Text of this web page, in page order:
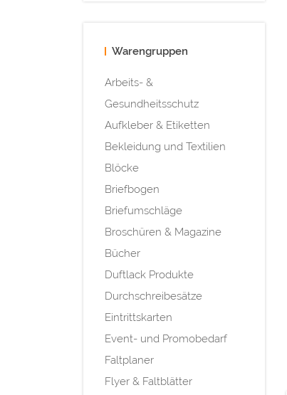
Warengruppen
Arbeits- &
Gesundheitsschutz
Aufkleber & Etiketten
Bekleidung und Textilien
Blöcke
Briefbogen
Briefumschläge
Broschüren & Magazine
Bücher
Duftlack Produkte
Durchschreibesätze
Eintrittskarten
Event- und Promobedarf
Faltplaner
Flyer & Faltblätter